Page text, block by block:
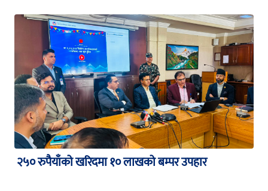
२५० रुपैयाँको खरिदमा १० लाखको बम्पर उपहार